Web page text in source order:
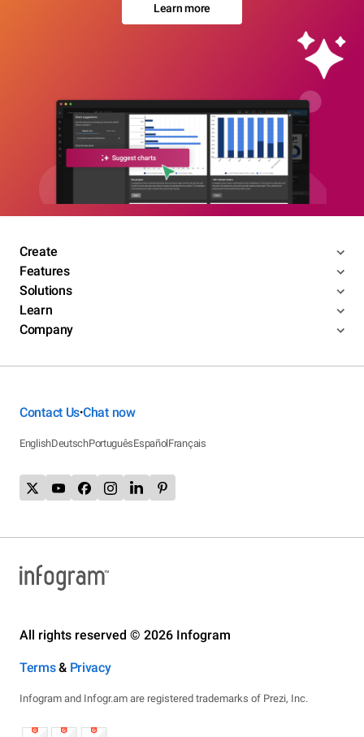
Learn more
Create
Features
Solutions
Learn
Company
Contact Us•Chat now
EnglishDeutschPortuguêsEspañolFrançais
All rights reserved © 2026 Infogram
Terms& Privacy
Infogram and Infogr.am are registered trademarks of Prezi, Inc.